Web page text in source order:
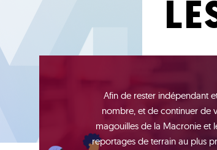
Afin de rester indépendant
nombre, et de continuer de
magouilles de la Macronie et
reportages de terrain au plus